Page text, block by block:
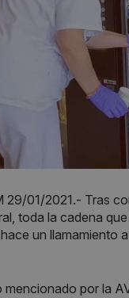
29/01/2021.- Tras
toda la cadena
hace un llamamiento
por la